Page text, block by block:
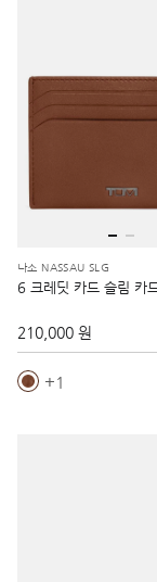
나소 NASSAU SLG
6 크레딧 카드 슬림 카
210,000 원
1